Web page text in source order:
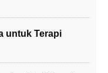
untuk Terapi